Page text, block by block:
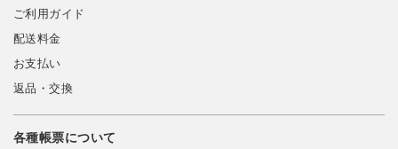
ご利用ガイド
配送料金
お支払い
返品・交換
各種帳票について